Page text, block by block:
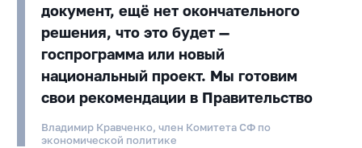
документ, ещё нет окончательного
решения, что это будет —
госпрограмма или новый
национальный проект. Мы готовим
свои рекомендации в Правительство
Владимир Кравченко, член Комитета СФ по
экономической политике